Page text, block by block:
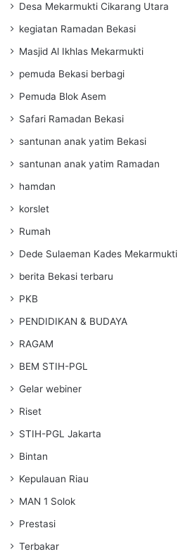
Desa Mekarmukti Cikarang Utara
kegiatan Ramadan Bekasi
Masjid Al Ikhlas Mekarmukti
pemuda Bekasi berbagi
Pemuda Blok Asem
Safari Ramadan Bekasi
santunan anak yatim Bekasi
santunan anak yatim Ramadan
hamdan
korslet
Rumah
Dede Sulaeman Kades Mekarmukti
berita Bekasi terbaru
PKB
PENDIDIKAN & BUDAYA
RAGAM
BEM STIH-PGL
Gelar webiner
Riset
STIH-PGL Jakarta
Bintan
Kepulauan Riau
MAN 1 Solok
Prestasi
Terbakar